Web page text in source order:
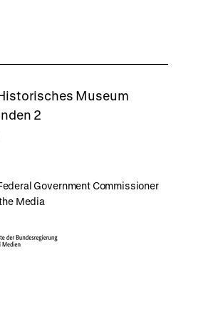
Museum
2
Government Commissioner
Media